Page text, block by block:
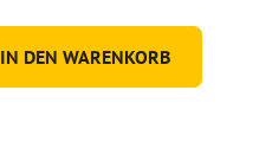
IN DEN WARENKORB